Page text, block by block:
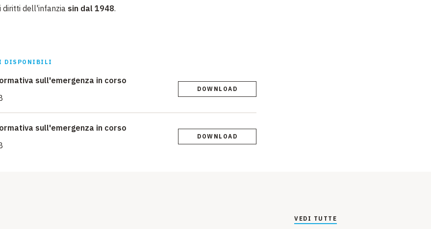
diritti dell'infanzia sin dal 1948.
DISPONIBILI
sull'emergenza in corso
DOWNLOAD
sull'emergenza in corso
DOWNLOAD
VEDI TUTTE